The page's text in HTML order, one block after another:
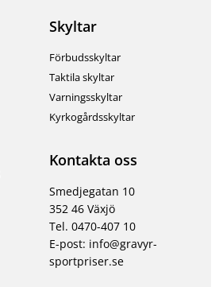
Skyltar
Förbudsskyltar
Taktila skyltar
Varningsskyltar
Kyrkogårdsskyltar
Kontakta oss
Smedjegatan 10
352 46 Växjö
Tel. 0470-407 10
E-post: info@gravyr-
sportpriser.se